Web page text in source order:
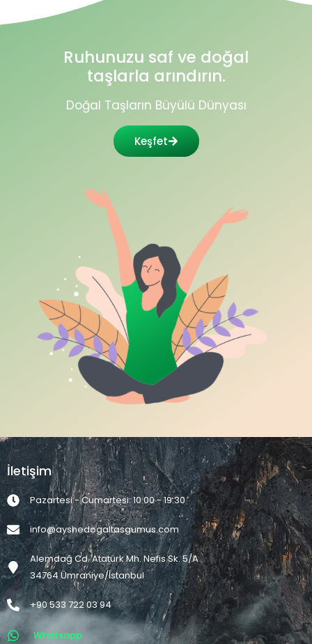
Ruhunuzu saf ve doğal
taşlarla arındırın.
Doğal Taşların Büyülü Dünyası
Keşfet
İletişim
Pazartesi - Cumartesi: 10:00 - 19:30
info@ayshedogaltasgumus.com
Alemdağ Cd. Atatürk Mh. Nefis Sk. 5/A
34764 Ümraniye/İstanbul
+90 533 722 03 94
Whatsapp